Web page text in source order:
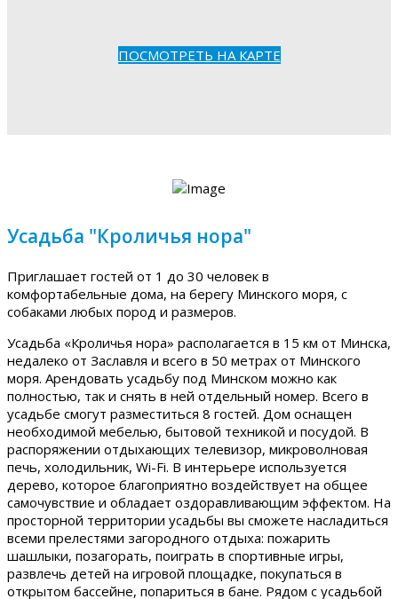
ПОСМОТРЕТЬ НА КАРТЕ
Усадьба "Кроличья нора"
Приглашает гостей от 1 до 30 человек в
комфортабельные дома, на берегу Минского моря, с
собаками любых пород и размеров.
Усадьба «Кроличья нора» располагается в 15 км от Минска,
недалеко от Заславля и всего в 50 метрах от Минского
моря. Арендовать усадьбу под Минском можно как
полностью, так и снять в ней отдельный номер. Всего в
усадьбе смогут разместиться 8 гостей. Дом оснащен
необходимой мебелью, бытовой техникой и посудой. В
распоряжении отдыхающих телевизор, микроволновая
печь, холодильник, Wi-Fi. В интерьере используется
дерево, которое благоприятно воздействует на общее
самочувствие и обладает оздоравливающим эффектом. На
просторной территории усадьбы вы сможете насладиться
всеми прелестями загородного отдыха: пожарить
шашлыки, позагорать, поиграть в спортивные игры,
развлечь детей на игровой площадке, покупаться в
открытом бассейне, попариться в бане. Рядом с усадьбой